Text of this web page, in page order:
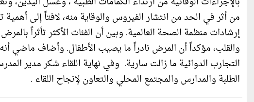
من أثر في الحد من انتشار الفيروس والوقاية منه، لافتاً إلى
إرشادات منظمة الصحة العالمية. وبين أن الفئات الأكثر تأثراً
والقلب، مؤكداً أن المرض نادراً ما يصيب الأطفال. وأضاف ماضي
التجارب الدوائية ما زالت سارية. وفي نهاية اللقاء شكر مدير
الطلبة والمدارس والمجتمع المحلي والتعاون لإنجاح اللقاء .